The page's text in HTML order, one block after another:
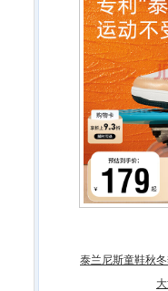
泰兰尼斯童鞋秋